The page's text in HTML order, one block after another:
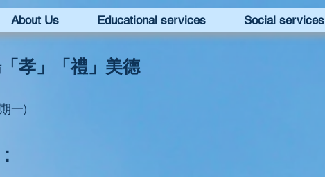
About Us Educational services Social services
孝」「禮」美德
一)